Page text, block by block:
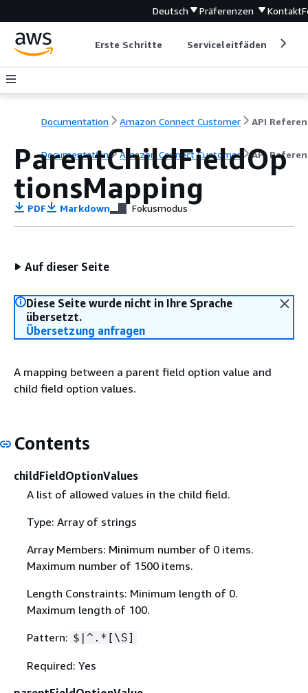
Deutsch Präferenzen Kontakt
Erste Schritte Serviceleitfäden
Documentation Amazon Connect Customer API
Documentation Amazon Connect Customer API
ParentChildFieldOp
tionsMapping
PDF Markdown Fokusmodus
Auf dieser Seite
Diese Seite wurde nicht in Ihre Sprache
übersetzt.
Übersetzung anfragen
A mapping between a parent field option value and
child field option values.
Contents
childFieldOptionValues
A list of allowed values in the child field.
Type: Array of strings
Array Members: Minimum number of 0 items.
Maximum number of 1500 items.
Length Constraints: Minimum length of 0.
Maximum length of 100.
Pattern: $|^.*[\S]
Required: Yes